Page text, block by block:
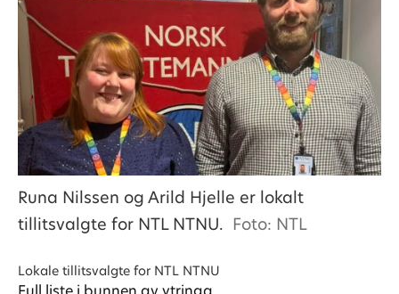
Runa Nilssen og Arild Hjelle er lokalt
tillitsvalgte for NTL NTNU. Foto: NTL
Lokale tillitsvalgte for NTL NTNU